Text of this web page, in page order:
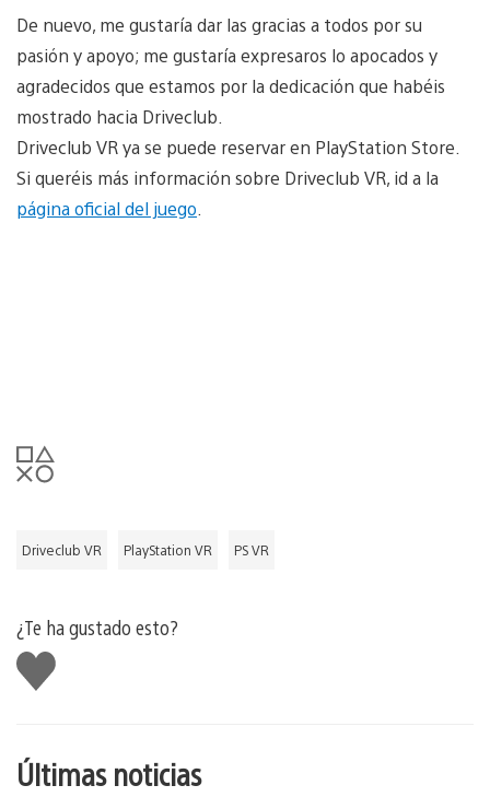
De nuevo, me gustaría dar las gracias a todos por su
pasión y apoyo; me gustaría expresaros lo apocados y
agradecidos que estamos por la dedicación que habéis
mostrado hacia Driveclub.
Driveclub VR ya se puede reservar en PlayStation Store.
Si queréis más información sobre Driveclub VR, id a la
página oficial del juego
Driveclub VR PlayStation VR PS VR
¿Te ha gustado esto?
Me
gusta
Últimas noticias